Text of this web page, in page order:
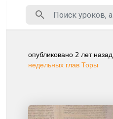
опубликовано 2 лет назад
недельных глав Торы